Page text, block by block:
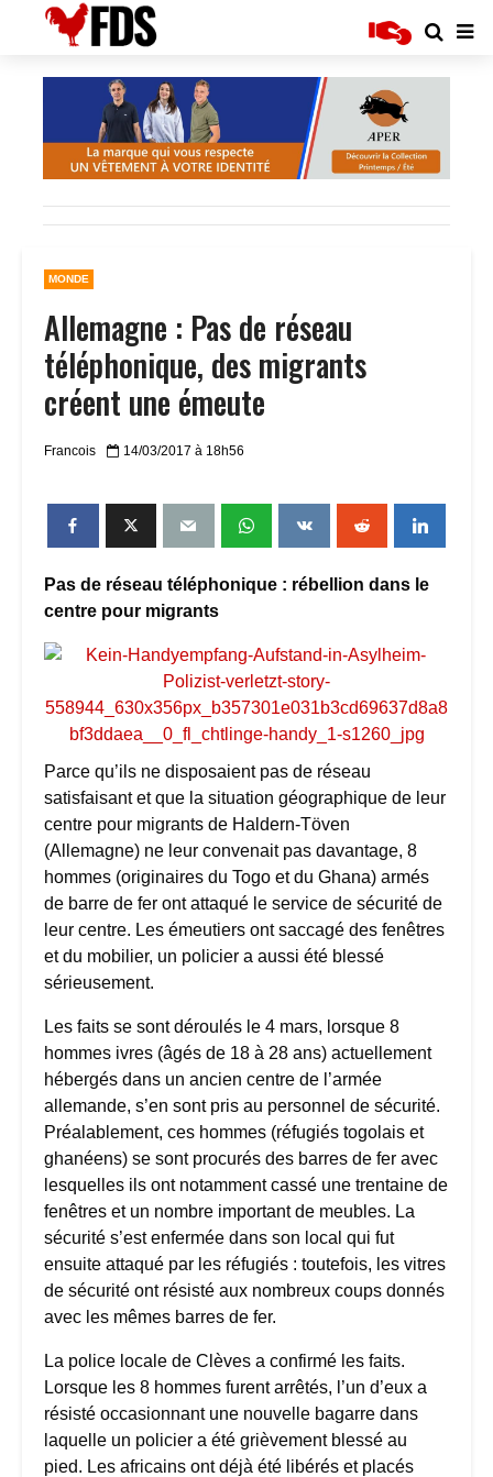
MONDE
Allemagne : Pas de réseau
téléphonique, des migrants
créent une émeute
Francois 14/03/2017 à 18h56
Pas de réseau téléphonique : rébellion dans le
centre pour migrants
Parce qu’ils ne disposaient pas de réseau
satisfaisant et que la situation géographique de leur
centre pour migrants de Haldern-Töven
(Allemagne) ne leur convenait pas davantage, 8
hommes (originaires du Togo et du Ghana) armés
de barre de fer ont attaqué le service de sécurité de
leur centre. Les émeutiers ont saccagé des fenêtres
et du mobilier, un policier a aussi été blessé
sérieusement.
Les faits se sont déroulés le 4 mars, lorsque 8
hommes ivres (âgés de 18 à 28 ans) actuellement
hébergés dans un ancien centre de l’armée
allemande, s’en sont pris au personnel de sécurité.
Préalablement, ces hommes (réfugiés togolais et
ghanéens) se sont procurés des barres de fer avec
lesquelles ils ont notamment cassé une trentaine de
fenêtres et un nombre important de meubles. La
sécurité s’est enfermée dans son local qui fut
ensuite attaqué par les réfugiés : toutefois, les vitres
de sécurité ont résisté aux nombreux coups donnés
avec les mêmes barres de fer.
La police locale de Clèves a confirmé les faits.
Lorsque les 8 hommes furent arrêtés, l’un d’eux a
résisté occasionnant une nouvelle bagarre dans
laquelle un policier a été grièvement blessé au
pied. Les africains ont déjà été libérés et placés